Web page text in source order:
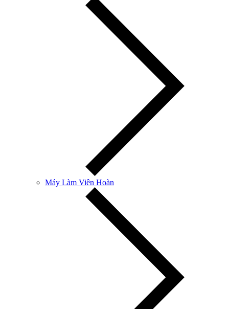
Máy Làm Viên Hoàn